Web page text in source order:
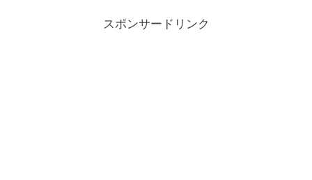
スポンサードリンク